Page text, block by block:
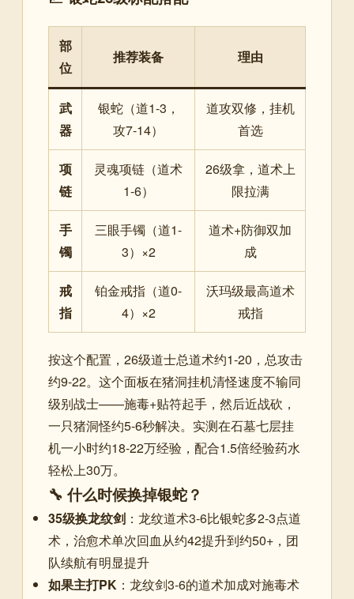
部
位
推荐装备 理由
武
器
银蛇（道1-3，
攻7-14）
道攻双修，挂机
首选
项
链
灵魂项链（道术
1-6）
26级拿，道术上
限拉满
手
镯
三眼手镯（道1-
3）×2
道术+防御双加
成
戒
指
铂金戒指（道0-
4）×2
沃玛级最高道术
戒指
按这个配置，26级道士总道术约1-20，总攻击
约9-22。这个面板在猪洞挂机清怪速度不输同
级别战士——施毒+贴符起手，然后近战砍，
一只猪洞怪约5-6秒解决。实测在石墓七层挂
机一小时约18-22万经验，配合1.5倍经验药水
轻松上30万。
🔧 什么时候换掉银蛇？
35级换龙纹剑 ：龙纹道术3-6比银蛇多2-3点道
术，治愈术单次回血从约42提升到约50+，团
队续航有明显提升
如果主打PK ：龙纹剑3-6的道术加成对施毒术